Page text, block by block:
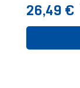
Prix
26,49 €